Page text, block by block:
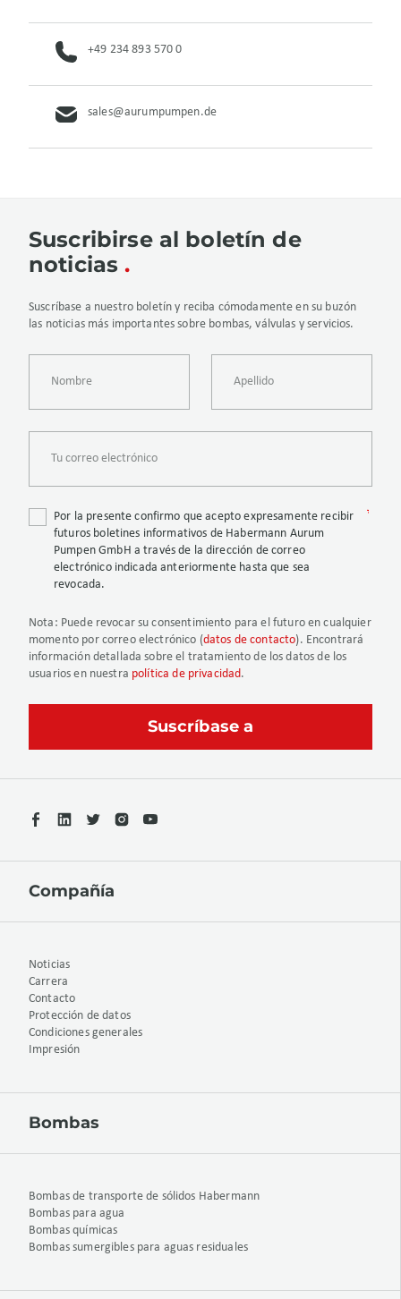
+49 234 893 570 0
sales@aurumpumpen.de
Suscribirse al boletín de
noticias
Suscríbase a nuestro boletín y reciba cómodamente en su buzón
las noticias más importantes sobre bombas, válvulas y servicios.
Por la presente confirmo que acepto expresamente recibir
futuros boletines informativos de Habermann Aurum
Pumpen GmbH a través de la dirección de correo
electrónico indicada anteriormente hasta que sea
revocada.
Nota : Puede revocar su consentimiento para el futuro en cualquier
momento por correo electrónico (datos de contacto). Encontrará
información detallada sobre el tratamiento de los datos de los
usuarios en nuestra política de privacidad.
Compañía
Noticias
Carrera
Contacto
Protección de datos
Condiciones generales
Impresión
Bombas
Bombas de transporte de sólidos Habermann
Bombas para agua
Bombas químicas
Bombas sumergibles para aguas residuales